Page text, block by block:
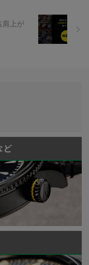
肩上が
ど